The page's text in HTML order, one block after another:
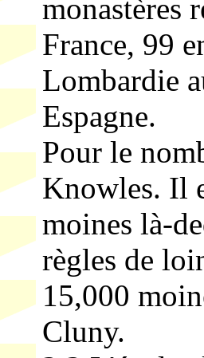
monastères
France, 99
Lombardie
Espagne.
Pour le
Knowles. Il
moines là-
règles de
15,000
Cluny.